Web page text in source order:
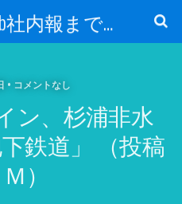
紙媒体からweb社内報まで 社内報制作会社 創言社：東京都千代田区飯田橋駅から１分
• コメントなし
ン、杉浦非水
鉄道」 （投稿
）